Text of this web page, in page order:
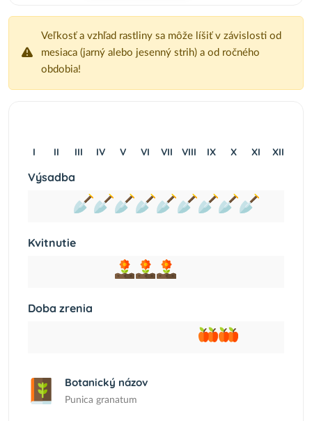
Veľkosť a vzhľad rastliny sa môže líšiť v závislosti od
mesiaca (jarný alebo jesenný strih) a od ročného
obdobia!
I II III IV V VI VII VIII IX X XI XII
Výsadba
Kvitnutie
Doba zrenia
Botanický názov
Punica granatum